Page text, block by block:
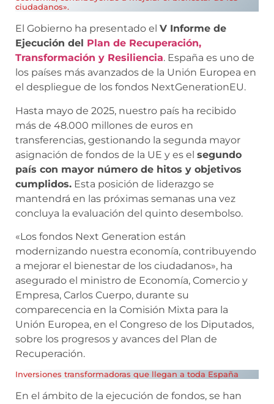
ciudadanos».
El Gobierno ha presentado el V Informe de
Ejecución del Plan de Recuperación,
Transformación y Resiliencia. España es uno de
los países más avanzados de la Unión Europea en
el despliegue de los fondos NextGenerationEU.
Hasta mayo de 2025, nuestro país ha recibido
más de 48.000 millones de euros en
transferencias, gestionando la segunda mayor
asignación de fondos de la UE y es el segundo
país con mayor número de hitos y objetivos
cumplidos. Esta posición de liderazgo se
mantendrá en las próximas semanas una vez
concluya la evaluación del quinto desembolso.
«Los fondos Next Generation están
modernizando nuestra economía, contribuyendo
a mejorar el bienestar de los ciudadanos», ha
asegurado el ministro de Economía, Comercio y
Empresa, Carlos Cuerpo, durante su
comparecencia en la Comisión Mixta para la
Unión Europea, en el Congreso de los Diputados,
sobre los progresos y avances del Plan de
Recuperación.
Inversiones transformadoras que llegan a toda España
En el ámbito de la ejecución de fondos, se han